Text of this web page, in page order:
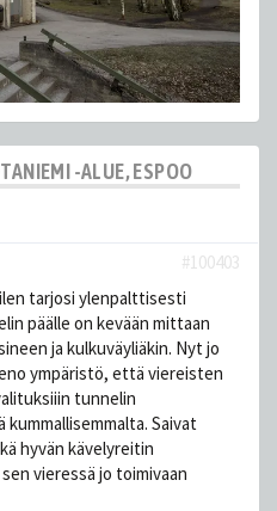
-ALUE, ESPOO
#100403
tarjosi ylenpalttisesti
päälle on kevään mittaan
ja kulkuväyliäkin. Nyt jo
ympäristö, että viereisten
tunnelin
Saivat
hyvän kävelyreitin
vieressä jo toimivaan